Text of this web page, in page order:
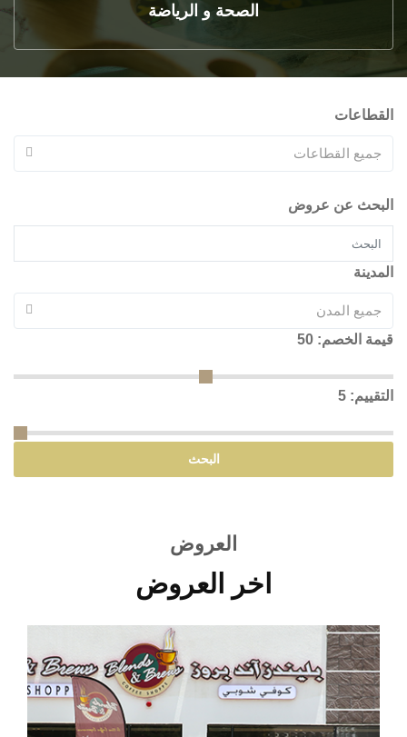
الصحة و الرياضة
القطاعات
جميع القطاعات
البحث عن عروض
المدينة
جميع المدن
قيمة الخصم: 50
التقييم: 5
البحث
العروض
اخر العروض